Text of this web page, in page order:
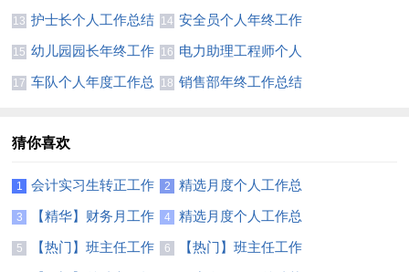
作总结
结通用15篇
13 护士长个人工作总结
范文
14 安全员个人年终工作
总结(汇编15篇)
15 幼儿园园长年终工作
总结合集15篇
16 电力助理工程师个人
总结
17 车队个人年度工作总
18 销售部年终工作总结
猜你喜欢
1
会计实习生转正工作
总结7篇
2
精选月度个人工作总
结锦集6篇
3
【精华】财务月工作
总结3篇
4
精选月度个人工作总
结模板集合五篇
5
【热门】班主任工作
6
【热门】班主任工作